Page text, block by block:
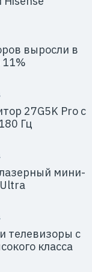
выросли в
11%
27G5K Pro с
Гц
мини-
телевизоры с
класса